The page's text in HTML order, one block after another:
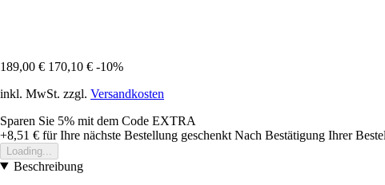
189,00 € 170,10 € -10%
inkl. MwSt. zzgl. Versandkosten
Sparen Sie 5% mit dem Code EXTRA
+8,51 € für Ihre nächste Bestellung geschenkt Nach Bestätigung Ihrer
Loading...
Beschreibung